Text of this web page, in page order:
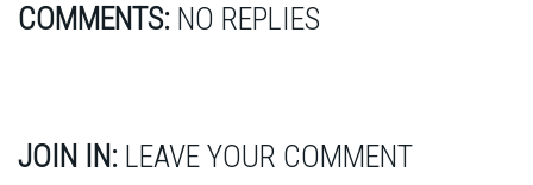
COMMENTS: NO REPLIES
JOIN IN: LEAVE YOUR COMMENT